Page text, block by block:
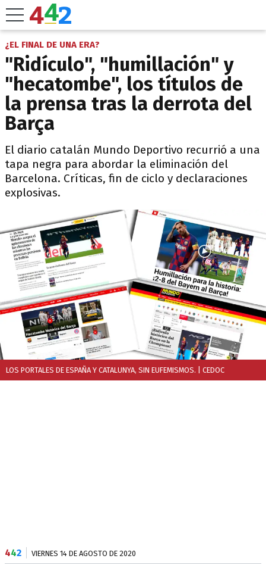
¿EL FINAL DE UNA ERA?
"Ridículo", "humillación" y
"hecatombe", los títulos de
la prensa tras la derrota del
Barça
El diario catalán Mundo Deportivo recurrió a una
tapa negra para abordar la eliminación del
Barcelona. Críticas, fin de ciclo y declaraciones
explosivas.
LOS PORTALES DE ESPAÑA Y CATALUNYA, SIN EUFEMISMOS. | CEDOC
442 VIERNES 14 DE AGOSTO DE 2020